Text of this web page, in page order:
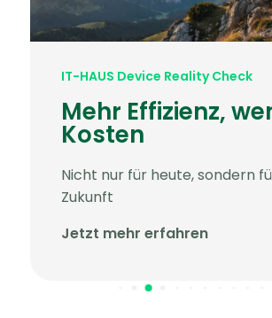
Blog
Die Zukunft der
Blockbuster
Wie bringt man IT‑Strategien,
Security‑Themen und
dort, wo Inhalte große Wirkung